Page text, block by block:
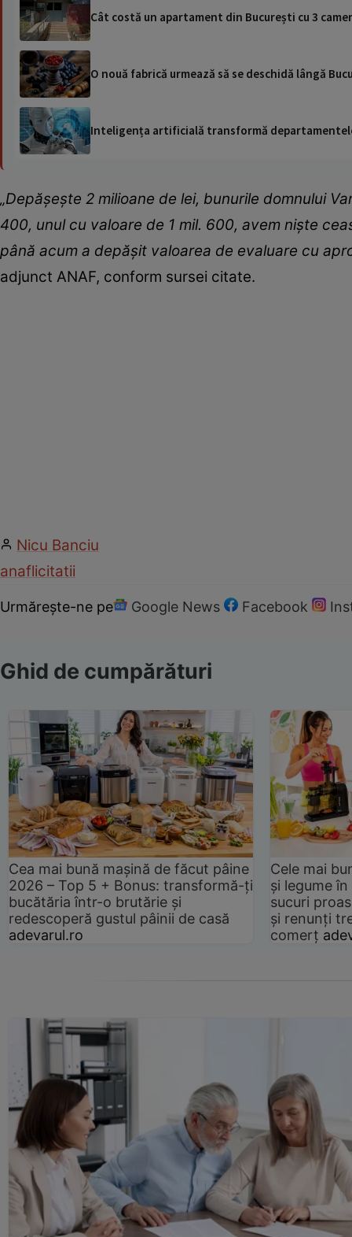
Cât costă un apartament din București cu 3
O nouă fabrică urmează să se deschidă lângă
Inteligența artificială transformă
„Depășește 2 milioane de lei, bunurile domnului
400, unul cu valoare de 1 mil. 600, avem niște
până acum a depășit valoarea de evaluare cu
adjunct ANAF, conform sursei citate.
Nicu Banciu
anaflicitatii
Urmărește-ne pe Google News Facebook
Ghid de cumpărături
Cea mai bună mașină de făcut pâine
2026 – Top 5 + Bonus: transformă-ți
bucătăria într-o brutărie și
redescoperă gustul pâinii de casă
adevarul.ro
Cele mai
și legume
sucuri
și renunți
comerț